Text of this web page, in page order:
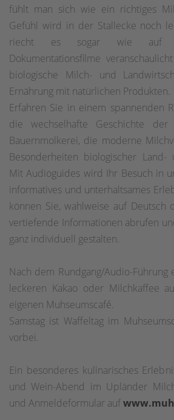
fühlt man sich wie ein richtiges
Gefühl wird in der Stallecke noch
riecht es sogar wie auf
Dokumentationsfilme
biologische Milch- und
Ernährung mit natürlichen Produkten.
Erfahren Sie in einem spannenden
die wechselhafte Geschichte der
Bauernmolkerei, die moderne
Besonderheiten biologischer Land-
Mit Audioguides wird Ihr Besuch in
informatives und unterhaltsames
können Sie, wahlweise auf Deutsch
vertiefende Informationen abrufen
ganz individuell gestalten.
Nach dem Rundgang/Audio-
leckeren Kakao oder Milchkaffee
eigenen Muhseumscafé.
Samstag ist Waffeltag im
vorbei.
Ein besonderes kulinarisches
und Wein-Abend im Upländer
und Anmeldeformular auf